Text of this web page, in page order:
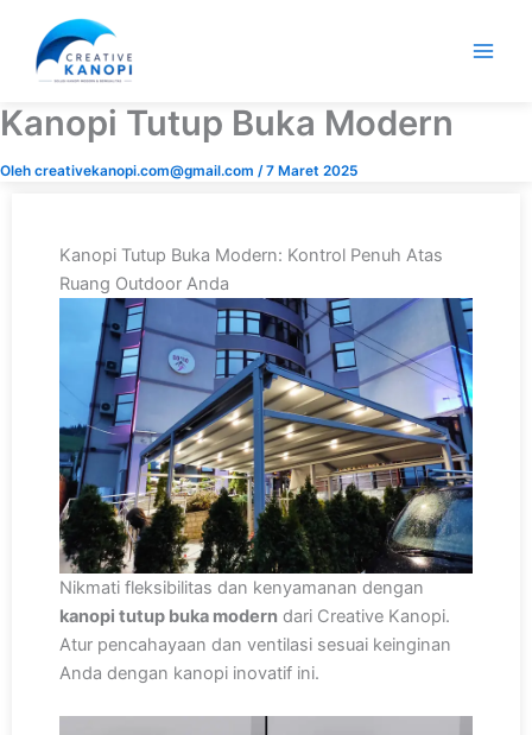
konten
Kanopi Tutup Buka Modern
Oleh creativekanopi.com@gmail.com /7 Maret 2025
Kanopi Tutup Buka Modern: Kontrol Penuh Atas
Ruang Outdoor Anda
Nikmati fleksibilitas dan kenyamanan dengan
kanopi tutup buka modern dari Creative Kanopi.
Atur pencahayaan dan ventilasi sesuai keinginan
Anda dengan kanopi inovatif ini.